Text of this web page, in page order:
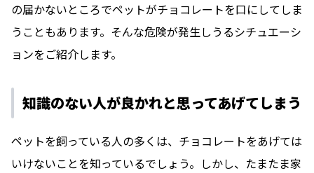
の届かないところでペットがチョコレートを口にしてしま
うこともあります。そんな危険が発生しうるシチュエーシ
ョンをご紹介します。
知識のない人が良かれと思ってあげてしまう
ペットを飼っている人の多くは、チョコレートをあげては
いけないことを知っているでしょう。しかし、たまたま家